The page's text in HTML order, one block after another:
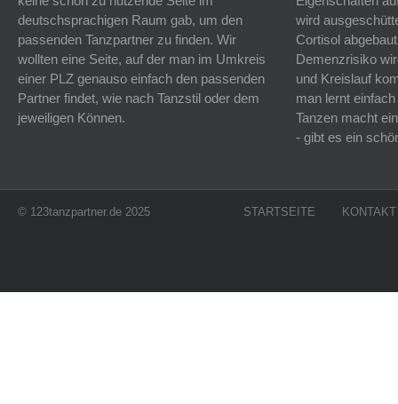
deutschsprachigen Raum gab, um den
passenden Tanzpartner zu finden. Wir
wollten eine Seite, auf der man im Umkreis
einer PLZ genauso einfach den passenden
Partner findet, wie nach Tanzstil oder dem
jeweiligen Können.
wird
Cortisol
Demenzrisiko
und Kreislauf
man lernt
Tanzen macht
- gibt es ein
© 123tanzpartner.de 2025 STARTSEITE